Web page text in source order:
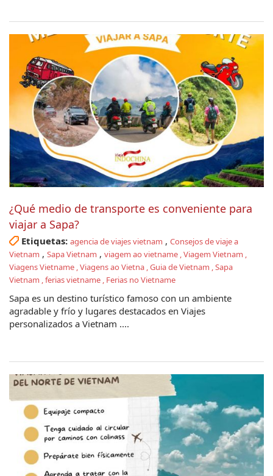
¿Qué medio de transporte es conveniente para
viajar a Sapa?
Etiquetas: agencia de viajes vietnam , Consejos de viaje a
Vietnam , Sapa Vietnam , viagem ao vietname , Viagem Vietnam ,
Viagens Vietname , Viagens ao Vietna , Guia de Vietnam , Sapa
Vietnam , ferias vietname , Ferias no Vietname
Sapa es un destino turístico famoso con un ambiente
agradable y frío y lugares destacados en Viajes
personalizados a Vietnam ....